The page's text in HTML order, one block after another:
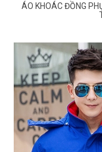
ÁO KHOÁC ĐỒNG